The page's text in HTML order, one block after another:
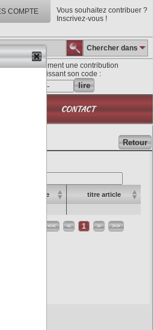
COMPTE
Vous souhaitez contribuer ?
Inscrivez-vous !
Chercher dans
Lisez directement une contribution
en saisissant son code :
lire
CONTACT
Retour
rubrique titre article
<< < 1 > >>